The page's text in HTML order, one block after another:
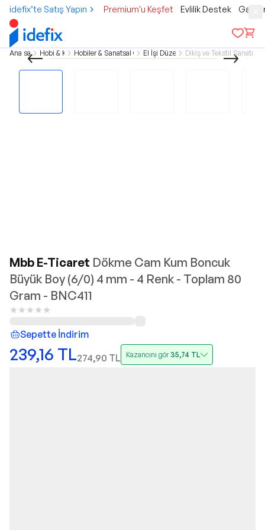
idefix’te Satış Yapın Premium'u Keşfet Evlilik Destek
Ana sayfa Hobi & KültürHobiler & Sanatsal ÇalışmalarEl İşi DüzenlemeDikiş ve Tekstil Sanatı
Mbb E-Ticaret Dökme Cam Kum Boncuk
Büyük Boy (6/0) 4 mm - 4 Renk - Toplam 80
Gram - BNC411
Sepette İndirim
239,16 TL274,90 TL Kazancını gör35,74 TL